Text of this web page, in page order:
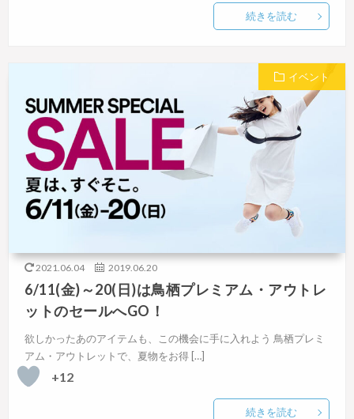
続きを読む
イベント
2021.06.04 2019.06.20
6/11(金)～20(日)は鳥栖プレミアム・アウトレ
ットのセールへGO！
欲しかったあのアイテムも、この機会に手に入れよう 鳥栖プレミ
アム・アウトレットで、夏物をお得 […]
+12
続きを読む